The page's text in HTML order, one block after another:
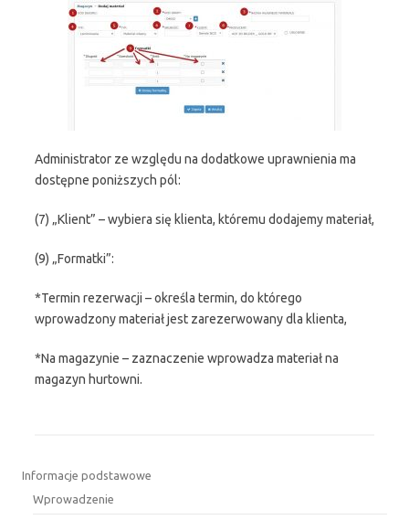
Administrator ze względu na dodatkowe uprawnienia ma
dostępne poniższych pól:
(7) „Klient” – wybiera się klienta, któremu dodajemy materiał,
(9) „Formatki”:
*Termin rezerwacji – określa termin, do którego
wprowadzony materiał jest zarezerwowany dla klienta,
*Na magazynie – zaznaczenie wprowadza materiał na
magazyn hurtowni.
Informacje podstawowe
Wprowadzenie